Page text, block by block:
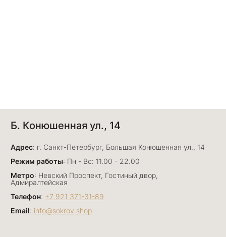
Б. Конюшенная ул., 14
Адрес: г. Санкт-Петербург, Большая Конюшенная ул., 14
Режим работы: Пн - Вс: 11.00 - 22.00
Метро: Невский Проспект, Гостиный двор,
Адмиралтейская
Телефон: +7 921 371-31-89
Email: info@sokrov.shop